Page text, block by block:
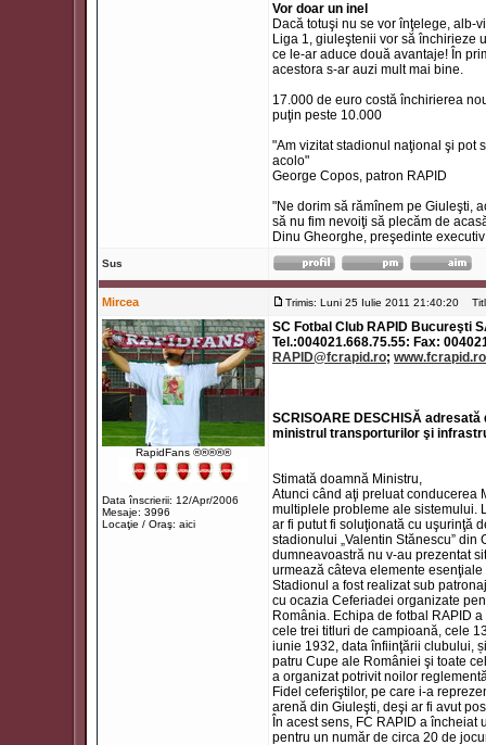
Vor doar un inel
Dacă totuşi nu se vor înţelege, alb-
Liga 1, giuleştenii vor să închirieze
ce le-ar aduce două avantaje! În
acestora s-ar auzi mult mai bine.
17.000 de euro costă închirierea
puţin peste 10.000
"Am vizitat stadionul naţional şi pot
acolo"
George Copos, patron RAPID
"Ne dorim să rămînem pe Giuleşti,
să nu fim nevoiţi să plecăm de
Dinu Gheorghe, preşedinte
Sus
Mircea Trimis: Luni 25 Iulie 2011 21:40:20
RapidFans ®®®®®
Data înscrierii: 12/Apr/2006
Mesaje: 3996
Locaţie / Oraş: aici
SC Fotbal Club RAPID Bucureşti
Tel.:004021.668.75.55: Fax:
RAPID@fcrapid.ro; www.fcrapid.ro
SCRISOARE DESCHISĂ
ministrul transporturilor şi
Stimată doamnă Ministru,
Atunci când aţi preluat conducerea
multiplele probleme ale sistemului.
ar fi putut fi soluţionată cu uşurinţă
stadionului „Valentin Stănescu”
dumneavoastră nu v-au prezentat
urmează câteva elemente
Stadionul a fost realizat sub
cu ocazia Ceferiadei organizate
România. Echipa de fotbal RAPID
cele trei titluri de campioană, cele
iunie 1932, data înfiinţării clubului,
patru Cupe ale României şi toate
a organizat potrivit noilor
Fidel ceferiştilor, pe care i-a
arenă din Giuleşti, deşi ar fi avut
În acest sens, FC RAPID a
pentru un număr de circa 20 de